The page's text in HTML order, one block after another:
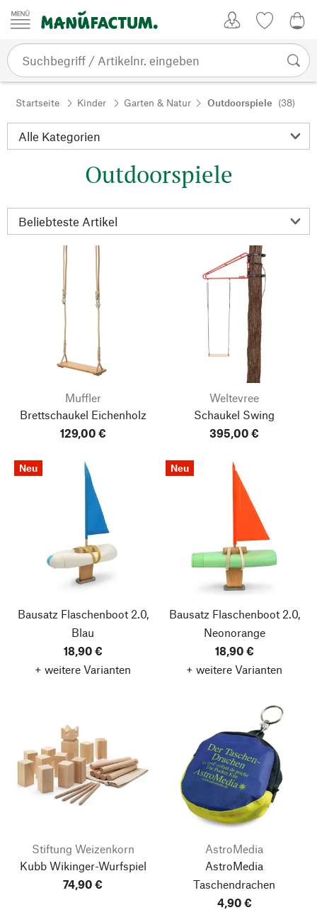
Zum Inhalt springen
Startseite Kinder Garten & Natur Outdoorspiele (38)
Outdoorspiele
Muffler
Brettschaukel Eichenholz
129,00 €
Weltevree
Schaukel Swing
395,00 €
Neu
Bausatz Flaschenboot 2.0,
Blau
18,90 €
+ weitere Varianten
Neu
Bausatz Flaschenboot 2.0,
Neonorange
18,90 €
+ weitere Varianten
Stiftung Weizenkorn
Kubb Wikinger-Wurfspiel
74,90 €
AstroMedia
AstroMedia
Taschendrachen
4,90 €